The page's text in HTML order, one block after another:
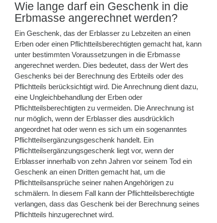
Wie lange darf ein Geschenk in die
Erbmasse angerechnet werden?
Ein Geschenk, das der Erblasser zu Lebzeiten an einen
Erben oder einen Pflichtteilsberechtigten gemacht hat, kann
unter bestimmten Voraussetzungen in die Erbmasse
angerechnet werden. Dies bedeutet, dass der Wert des
Geschenks bei der Berechnung des Erbteils oder des
Pflichtteils berücksichtigt wird. Die Anrechnung dient dazu,
eine Ungleichbehandlung der Erben oder
Pflichtteilsberechtigten zu vermeiden. Die Anrechnung ist
nur möglich, wenn der Erblasser dies ausdrücklich
angeordnet hat oder wenn es sich um ein sogenanntes
Pflichtteilsergänzungsgeschenk handelt. Ein
Pflichtteilsergänzungsgeschenk liegt vor, wenn der
Erblasser innerhalb von zehn Jahren vor seinem Tod ein
Geschenk an einen Dritten gemacht hat, um die
Pflichtteilsansprüche seiner nahen Angehörigen zu
schmälern. In diesem Fall kann der Pflichtteilsberechtigte
verlangen, dass das Geschenk bei der Berechnung seines
Pflichtteils hinzugerechnet wird.